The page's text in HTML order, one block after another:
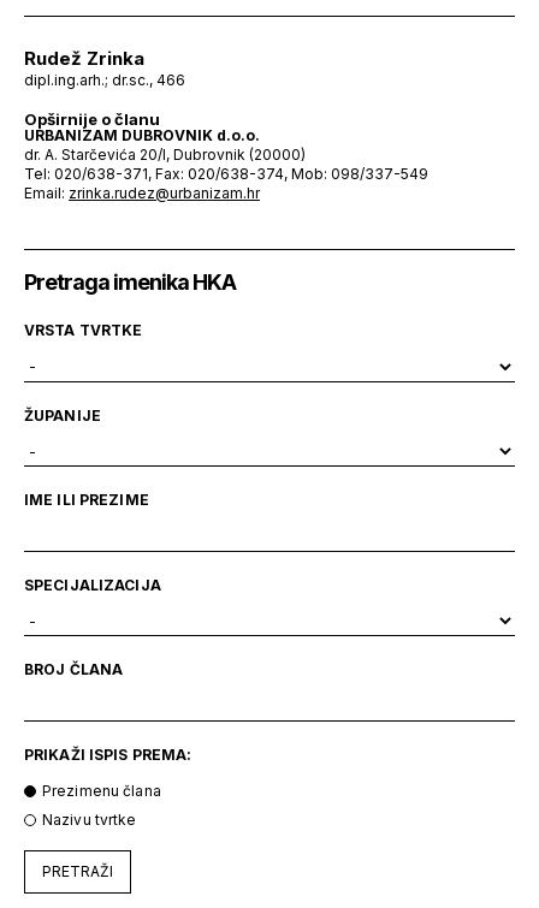
Rudež Zrinka
dipl.ing.arh.; dr.sc., 466
Opširnije o članu
URBANIZAM DUBROVNIK d.o.o.
dr. A. Starčevića 20/I, Dubrovnik (20000)
Tel: 020/638-371, Fax: 020/638-374, Mob: 098/337-549
Email: zrinka.rudez@urbanizam.hr
Pretraga imenika HKA
VRSTA TVRTKE
ŽUPANIJE
IME ILI PREZIME
SPECIJALIZACIJA
BROJ ČLANA
PRIKAŽI ISPIS PREMA:
Prezimenu člana
Nazivu tvrtke
PRETRAŽI